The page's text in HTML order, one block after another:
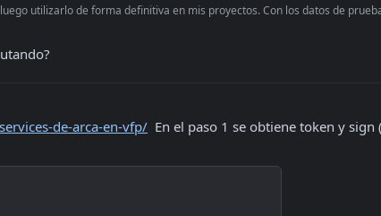
utilizarlo de forma definitiva en mis proyectos. Con los datos de
de-arca-en-vfp/
En el paso 1 se obtiene token y sign